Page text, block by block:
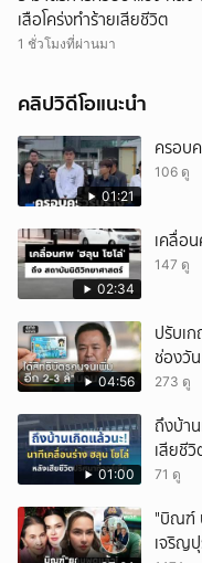
เสือโคร่งทำร้ายเสียชีวิต
1 ชั่วโมงที่ผ่านมา
คลิปวิดีโอแนะนำ
01:21
ครอบค
106 ดู
02:34
เคลื่อ
147 ดู
04:56
ปรับเ
ช่องวัน
273 ดู
01:00
ถึงบ้า
เสียชี
71 ดู
"บิณฑ์
เจริญ